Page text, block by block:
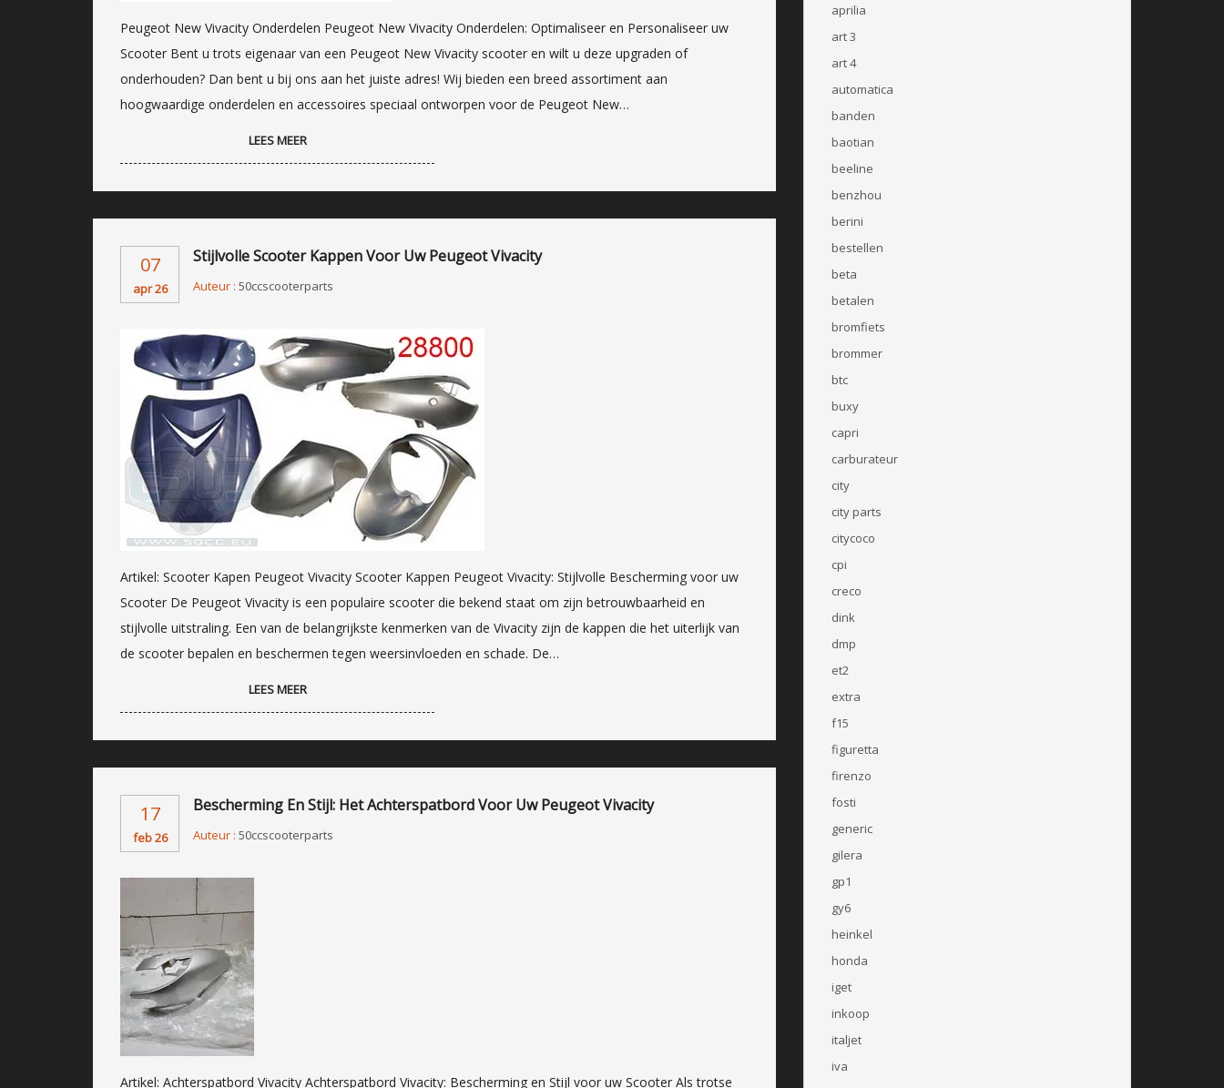
Peugeot New Vivacity Onderdelen Peugeot New Vivacity Onderdelen: Optimaliseer en Personaliseer uw
Scooter Bent u trots eigenaar van een Peugeot New Vivacity scooter en wilt u deze upgraden of
onderhouden? Dan bent u bij ons aan het juiste adres! Wij bieden een breed assortiment aan
hoogwaardige onderdelen en accessoires speciaal ontworpen voor de Peugeot New…
LEES MEER
07
apr 26
Stijlvolle Scooter Kappen Voor Uw Peugeot Vivacity
Auteur : 50ccscooterparts
Artikel: Scooter Kapen Peugeot Vivacity Scooter Kappen Peugeot Vivacity: Stijlvolle Bescherming voor uw
Scooter De Peugeot Vivacity is een populaire scooter die bekend staat om zijn betrouwbaarheid en
stijlvolle uitstraling. Een van de belangrijkste kenmerken van de Vivacity zijn de kappen die het uiterlijk van
de scooter bepalen en beschermen tegen weersinvloeden en schade. De…
LEES MEER
17
feb 26
Bescherming En Stijl: Het Achterspatbord Voor Uw Peugeot Vivacity
Auteur : 50ccscooterparts
Artikel: Achterspatbord Vivacity Achterspatbord Vivacity: Bescherming en Stijl voor uw Scooter Als trotse
aprilia
art 3
art 4
automatica
banden
baotian
beeline
benzhou
berini
bestellen
beta
betalen
bromfiets
brommer
btc
buxy
capri
carburateur
city
city parts
citycoco
cpi
creco
dink
dmp
et2
extra
f15
figuretta
firenzo
fosti
generic
gilera
gp1
gy6
heinkel
honda
iget
inkoop
italjet
iva